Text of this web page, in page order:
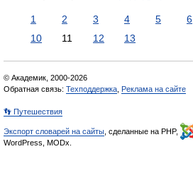
1 2 3 4 5 6
10
11 12 13
© Академик, 2000-2026
Обратная связь: Техподдержка Реклама на сайте
👣 Путешествия
Экспорт словарей на сайты , сделанные на PHP,
WordPress, MODx.